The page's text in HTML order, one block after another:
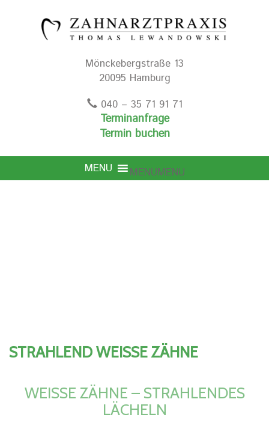
Mönckebergstraße 13
20095 Hamburg
040 – 35 71 91 71
Terminanfrage
Termin buchen
MENUMENU
STRAHLEND WEISSE ZÄHNE
WEISSE ZÄHNE – STRAHLENDES L
ÄCHELN